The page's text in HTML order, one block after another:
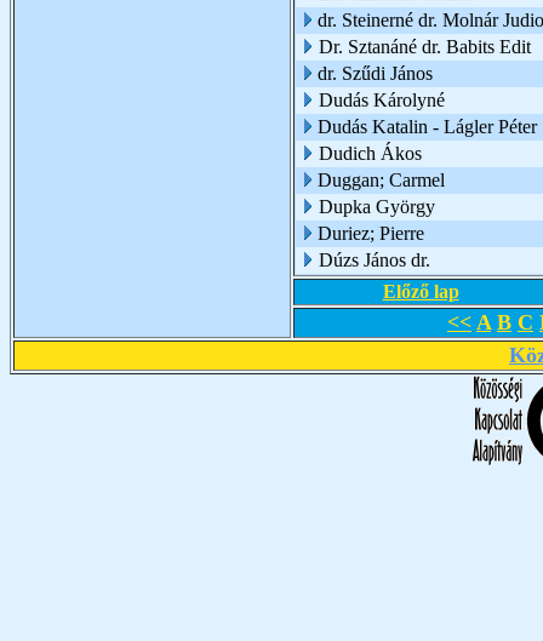
dr. Steinerné dr. Molnár
Dr. Sztanáné dr. Babits Edit
dr. Szűdi János
Dudás Károlyné
Dudás Katalin - Lágler Péter
Dudich Ákos
Duggan; Carmel
Dupka György
Duriez; Pierre
Dúzs János dr.
Előző lap
<< A B C